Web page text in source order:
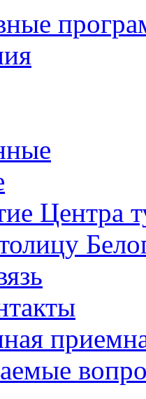
Центра